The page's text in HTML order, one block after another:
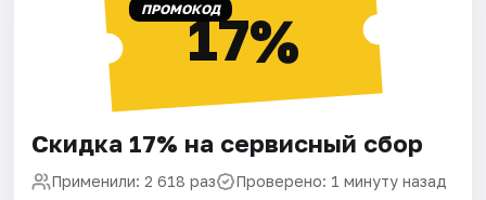
ПРОМОКОД17%
Скидка 17% на сервисный сбор
Применили: 2 618 раз Проверено: 1 минуту назад